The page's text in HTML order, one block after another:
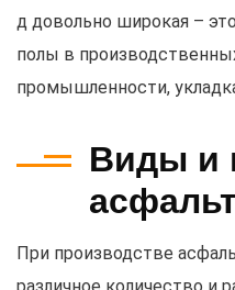
д довольно широкая –
полы в
промышленности,
Виды и
При производстве